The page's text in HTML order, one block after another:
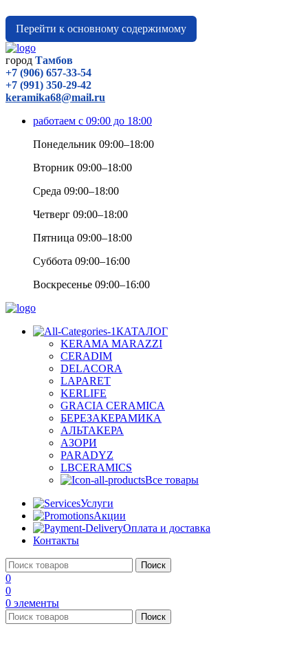
Перейти к основному содержимому
город Тамбов
+7 (906) 657-33-54
+7 (991) 350-29-42
keramika68@mail.ru
работаем с 09:00 до 18:00
Понедельник 09:00–18:00
Вторник 09:00–18:00
Среда 09:00–18:00
Четверг 09:00–18:00
Пятница 09:00–18:00
Суббота 09:00–16:00
Воскресенье 09:00–16:00
КАТАЛОГ
KERAMA MARAZZI
CERADIM
DELACORA
LAPARET
KERLIFE
GRACIA CERAMICA
БЕРЕЗАКЕРАМИКА
АЛЬТАКЕРА
АЗОРИ
PARADYZ
LBCERAMICS
Все товары
Услуги
Акции
Оплата и доставка
Контакты
Поиск
0
0
0 элементы
Поиск